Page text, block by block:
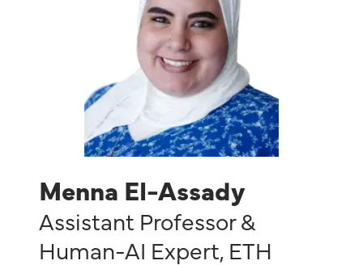
Menna El-Assady
Assistant Professor &
Human-AI Expert, ETH